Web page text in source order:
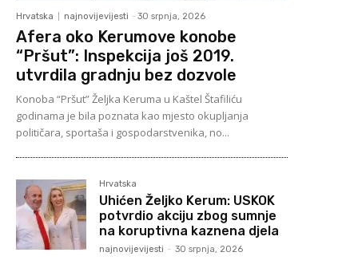
Hrvatska najnovijevijesti - 30 srpnja, 2026
Afera oko Kerumove konobe
“Pršut”: Inspekcija još 2019.
utvrdila gradnju bez dozvole
Konoba “Pršut” Željka Keruma u Kaštel Štafiliću
godinama je bila poznata kao mjesto okupljanja
političara, sportaša i gospodarstvenika, no...
Hrvatska
Uhićen Željko Kerum: USKOK
potvrdio akciju zbog sumnje
na koruptivna kaznena djela
najnovijevijesti - 30 srpnja, 2026